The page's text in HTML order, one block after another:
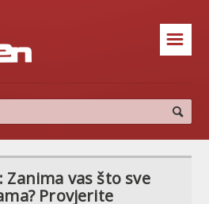
☰
Zanima vas što sve
Provjerite